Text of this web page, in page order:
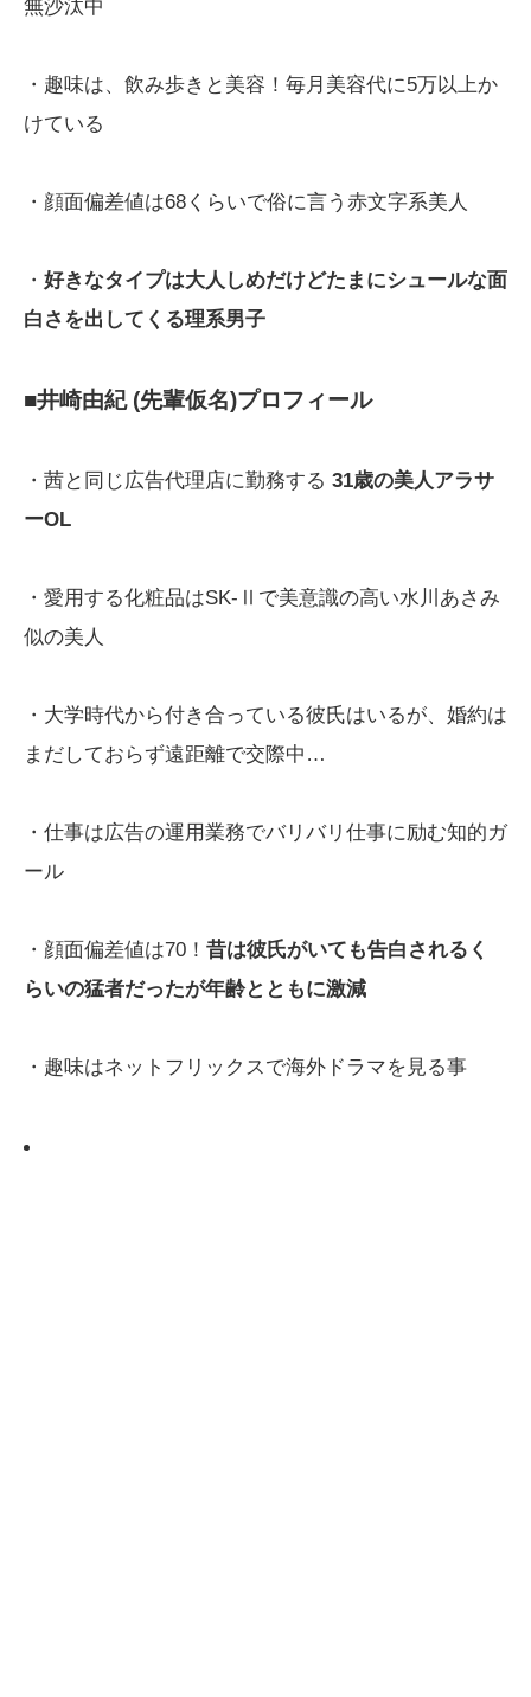
無沙汰中
・趣味は、飲み歩きと美容！毎月美容代に5万以上か
けている
・顔面偏差値は68くらいで俗に言う赤文字系美人
・ 好きなタイプは大人しめだけどたまにシュールな面
白さを出してくる理系男子
■井崎由紀 (先輩仮名)プロフィール
・茜と同じ広告代理店に勤務する 31歳の美人アラサ
ーOL
・愛用する化粧品はSK-Ⅱで美意識の高い水川あさみ
似の美人
・大学時代から付き合っている彼氏はいるが、婚約は
まだしておらず遠距離で交際中…
・仕事は広告の運用業務でバリバリ仕事に励む知的ガ
ール
・顔面偏差値は70！ 昔は彼氏がいても告白されるく
らいの猛者だったが年齢とともに激減
・趣味はネットフリックスで海外ドラマを見る事